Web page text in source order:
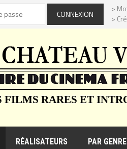
>
>
FILMS RARES ET
RÉALISATEURS PAR GENRE